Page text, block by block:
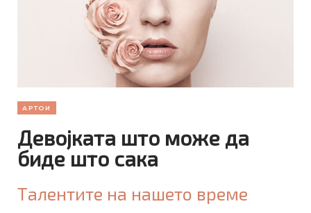
АРТОИ
Девојката што може да
биде што сака
Талентите на нашето време